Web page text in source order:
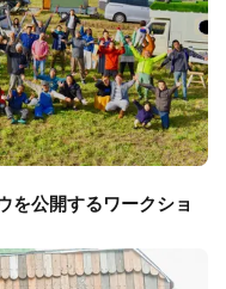
を公開するワークショ